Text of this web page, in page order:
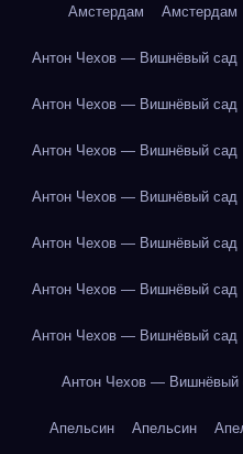
Амстердам Амстердам
Антон Чехов — Вишнёвый сад
Антон Чехов — Вишнёвый сад
Антон Чехов — Вишнёвый сад
Антон Чехов — Вишнёвый сад
Антон Чехов — Вишнёвый сад
Антон Чехов — Вишнёвый сад
Антон Чехов — Вишнёвый сад
Антон Чехов — Вишнёвый
Апельсин Апельсин